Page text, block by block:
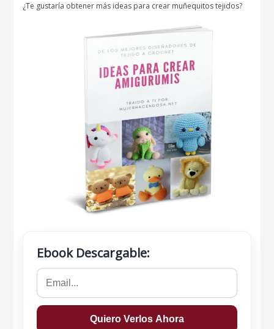
¿Te gustaría obtener más ideas para crear muñequitos tejidos?
Ebook Descargable: